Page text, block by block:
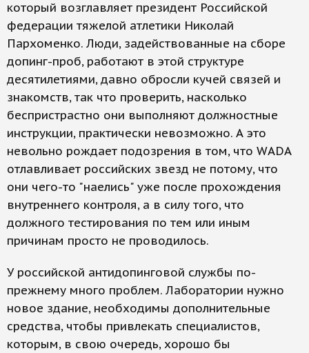
который возглавляет президент Российской
федерации тяжелой атлетики Николай
Пархоменко. Люди, задействованные на сборе
допинг-проб, работают в этой структуре
десятилетиями, давно обросли кучей связей и
знакомств, так что проверить, насколько
беспристрастно они выполняют должностные
инструкции, практически невозможно. А это
невольно рождает подозрения в том, что WADA
отлавливает российских звезд не потому, что
они чего-то "наелись" уже после прохождения
внутреннего контроля, а в силу того, что
должного тестирования по тем или иным
причинам просто не проводилось.
У российской антидопинговой службы по-
прежнему много проблем. Лаборатории нужно
новое здание, необходимы дополнительные
средства, чтобы привлекать специалистов,
которым, в свою очередь, хорошо бы